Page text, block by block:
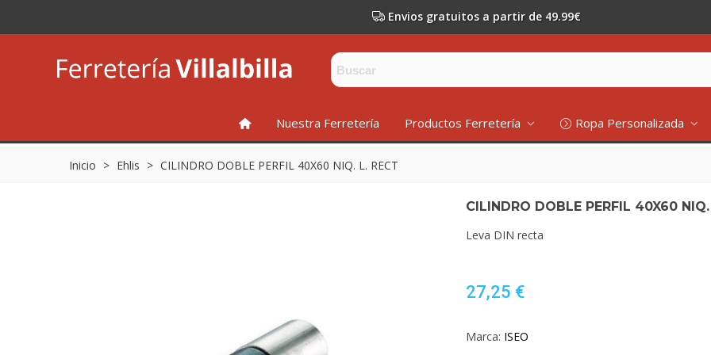
Envios gratuitos a partir de 49.99€
INICIONuestra Ferretería Productos Ferretería Ropa Personalizada
Inicio > Ehlis > CILINDRO DOBLE PERFIL 40X60 NIQ. L. RECT
CILINDRO DOBLE PERFIL 40X60
Leva DIN recta
27,25 €
Marca: ISEO